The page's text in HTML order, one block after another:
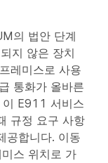
의 법안 단계
지 않은 장치
레미스로 사용
통화가 올바른
이 E911 서비스
규정 요구 사항
공합니다. 이동
스 위치로 가